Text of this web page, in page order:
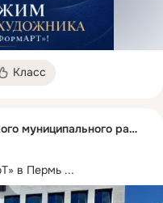
Класс
Администрация Перелюбского муниципального района
в Пермь ...